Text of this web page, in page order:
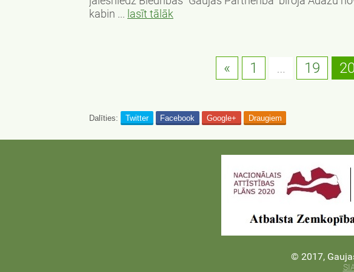
kabin ... lasīt tālāk
« 1 … 19 20
Dalīties: Twitter Facebook Google+ Draugiem
© 2017,